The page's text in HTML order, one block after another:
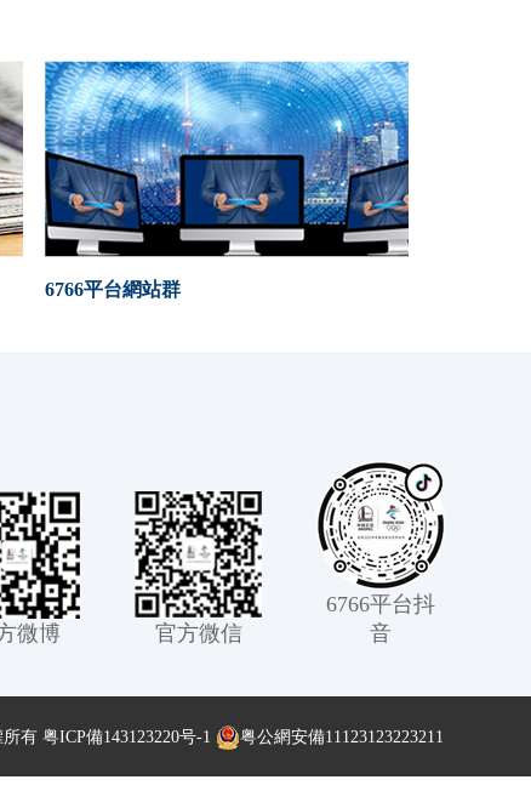
6766平台網站群
微博 官方微信
6766平台抖
音
所有 粤ICP備143123220号-1 粤公網安備11123123223211